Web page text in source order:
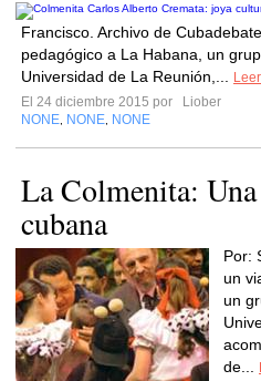
Francisco. Archivo de
pedagógico a La Habana, un
Universidad de La Reunión,...
El 24 diciembre 2015 por
Liober
NONE NONE NONE
La Colmenita:
cubana
Por:
un
un
de...